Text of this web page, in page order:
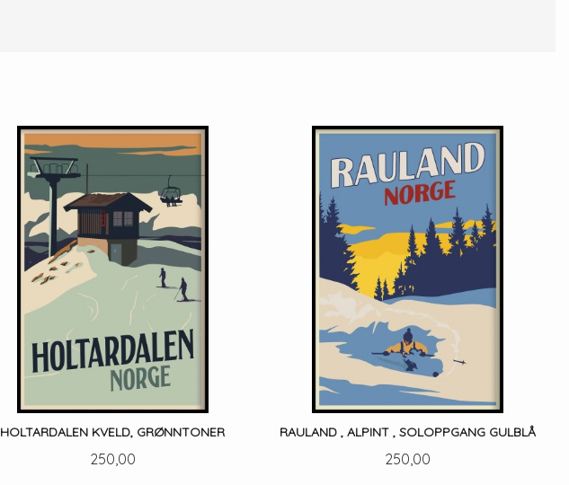
HOLTARDALEN KVELD, GRØNNTONER
Pris
250,00
RAULAND , ALPINT , SOLOPPGANG GULBLÅ
Pris
250,00